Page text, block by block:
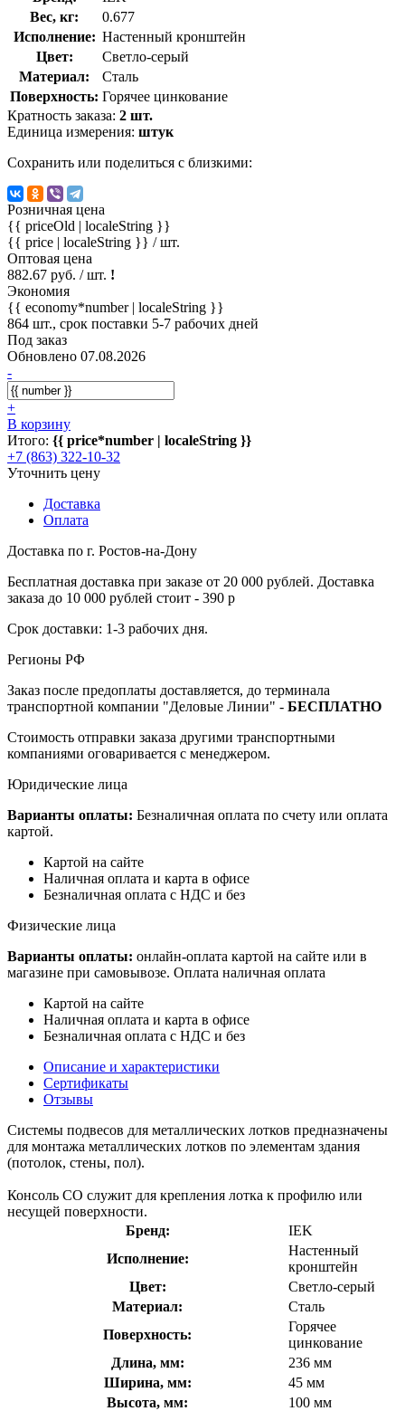
Вес, кг:
0.677
Исполнение: Настенный кронштейн
Цвет:
Светло-серый
Материал:
Сталь
Поверхность: Горячее цинкование
Кратность заказа: 2 шт.
Единица измерения: штук
Сохранить или поделиться с близкими:
Розничная цена
{{ priceOld | localeString }}
{{ price | localeString }} / шт.
Оптовая цена
882.67 руб. / шт. !
Экономия
{{ economy*number | localeString }}
864 шт., срок поставки 5-7 рабочих дней
Под заказ
Обновлено 07.08.2026
-
+
В корзину
Итого: {{ price*number | localeString }}
+7 (863) 322-10-32
Уточнить цену
Доставка
Оплата
Доставка по г. Ростов-на-Дону
Бесплатная доставка при заказе от 20 000 рублей. Доставка
заказа до 10 000 рублей стоит - 390 р
Срок доставки: 1-3 рабочих дня.
Регионы РФ
Заказ после предоплаты доставляется, до терминала
транспортной компании "Деловые Линии" - БЕСПЛАТНО
Стоимость отправки заказа другими транспортными
компаниями оговаривается с менеджером.
Юридические лица
Варианты оплаты: Безналичная оплата по счету или оплата
картой.
Картой на сайте
Наличная оплата и карта в офисе
Безналичная оплата с НДС и без
Физические лица
Варианты оплаты: онлайн-оплата картой на сайте или в
магазине при самовывозе. Оплата наличная оплата
Картой на сайте
Наличная оплата и карта в офисе
Безналичная оплата с НДС и без
Описание и характеристики
Сертификаты
Отзывы
Системы подвесов для металлических лотков предназначены
для монтажа металлических лотков по элементам здания
(потолок, стены, пол).
Консоль СО служит для крепления лотка к профилю или
несущей поверхности.
Бренд:
IEK
Исполнение:
Настенный
кронштейн
Цвет:
Светло-серый
Материал:
Сталь
Поверхность:
Горячее
цинкование
Длина, мм:
236 мм
Ширина, мм:
45 мм
Высота, мм:
100 мм